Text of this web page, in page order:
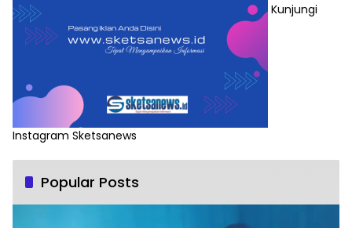
Kunjungi
Instagram Sketsanews
Popular Posts